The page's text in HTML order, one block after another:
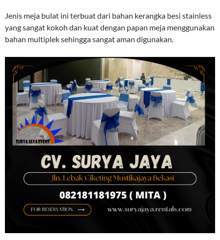
Jenis meja bulat ini terbuat dari bahan kerangka besi stainless
yang sangat kokoh dan kuat dengan papan meja menggunakan
bahan multiplek sehingga sangat aman digunakan.